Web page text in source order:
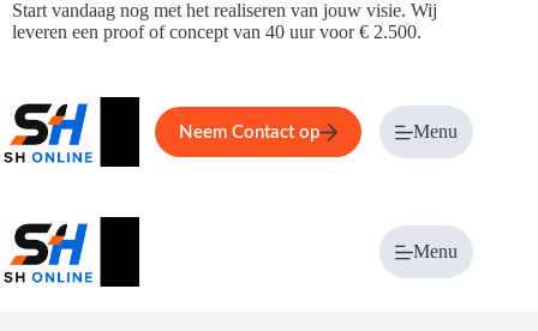
Ga
naar
Start vandaag nog met het realiseren van jouw visie. Wij
leveren een proof of concept van 40 uur voor € 2.500.
Home Service Over ons
Neem Contact op Menu
Menu